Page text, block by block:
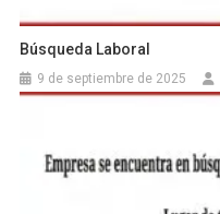
Búsqueda Laboral
9 de septiembre de 2025